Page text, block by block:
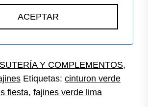
Y COMPLEMENTOS,
Etiquetas: cinturon verde
fiesta, fajines verde lima